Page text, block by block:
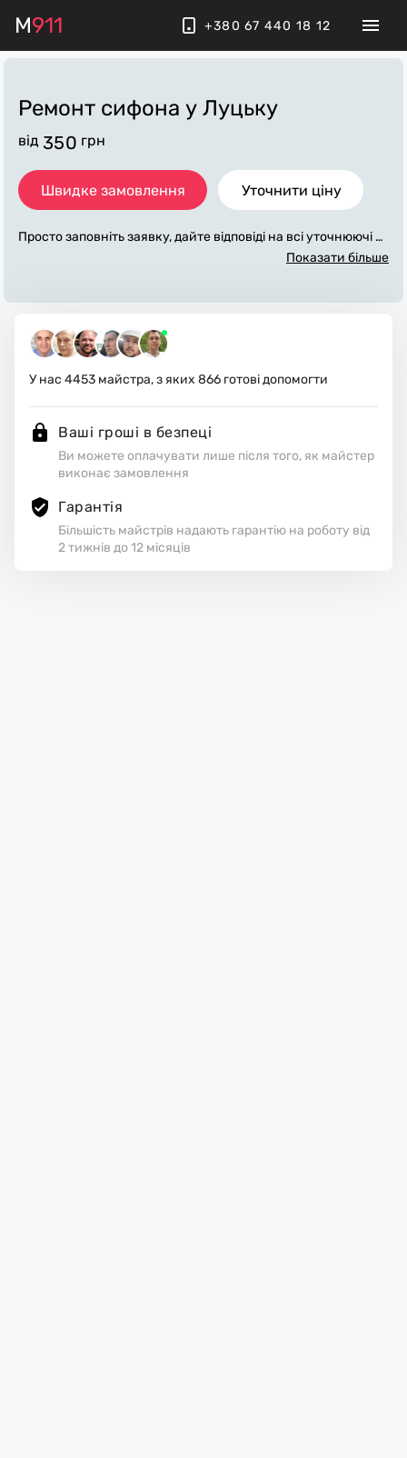
M911 +380 67 440 18 12
Ремонт сифона у Луцьку
від 350 грн
Швидке замовлення Уточнити ціну
Просто заповніть заявку, дайте відповіді на всі уточнюючі за
питання по «ремонт сифона». Ми зв'яжемося з вами протяг
ці стежать за чистотою та прибирають робоче місце.
Показати більше
У нас 4453 майстра, з яких 866 готові допомогти
Ваші гроші в безпеці
Ви можете оплачувати лише після того, як майстер
виконає замовлення
Гарантія
Більшість майстрів надають гарантію на роботу від
2 тижнів до 12 місяців